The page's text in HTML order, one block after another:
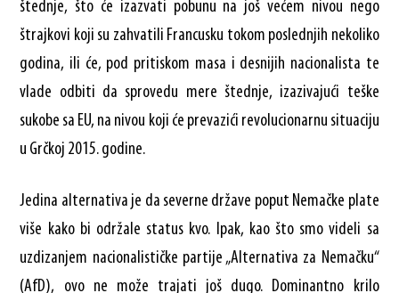
štednje, što će izazvati pobunu na još većem nivou nego
štrajkovi koji su zahvatili Francusku tokom poslednjih nekoliko
godina, ili će, pod pritiskom masa i desnijih nacionalista te
vlade odbiti da sprovedu mere štednje, izazivajući teške
sukobe sa EU, na nivou koji će prevazići revolucionarnu situaciju
u Grčkoj 2015. godine.
Jedina alternativa je da severne države poput Nemačke plate
više kako bi održale status kvo. Ipak, kao što smo videli sa
uzdizanjem nacionalističke partije „Alternativa za Nemačku“
(AfD), ovo ne može trajati još dugo. Dominantno krilo